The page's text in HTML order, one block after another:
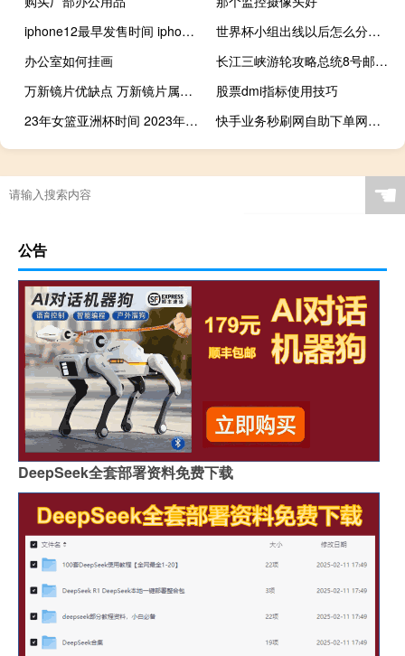
iphone12最早发售时间 iphone16预计上市时间
世界杯小组出线以后怎么分配 世界杯小组赛对阵表
办公室如何挂画
长江三峡游轮攻略总统8号邮轮怎么样 长江三峡旅游攻略
万新镜片优缺点 万新镜片属于什么档次
股票dmi指标使用技巧
23年女篮亚洲杯时间 2023年中国女篮比赛
快手业务秒刷网自助下单网站 - 快刷网免费的
☚
公告
DeepSeek全套部署资料免费下载